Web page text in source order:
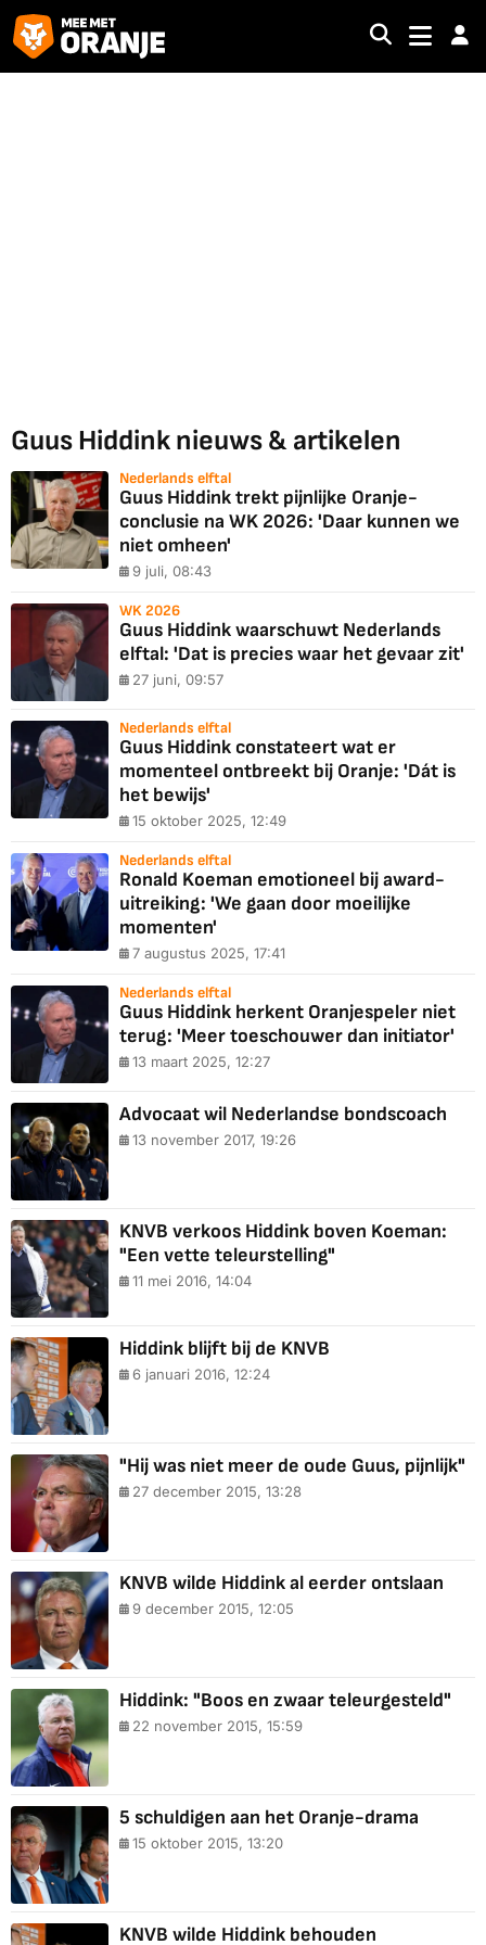
Guus Hiddink nieuws & artikelen
Nederlands elftal
Guus Hiddink trekt pijnlijke Oranje-
conclusie na WK 2026: 'Daar kunnen we
niet omheen'
9 juli, 08:43
WK 2026
Guus Hiddink waarschuwt Nederlands
elftal: 'Dat is precies waar het gevaar zit'
27 juni, 09:57
Nederlands elftal
Guus Hiddink constateert wat er
momenteel ontbreekt bij Oranje: 'Dát is
het bewijs'
15 oktober 2025, 12:49
Nederlands elftal
Ronald Koeman emotioneel bij award-
uitreiking: 'We gaan door moeilijke
momenten'
7 augustus 2025, 17:41
Nederlands elftal
Guus Hiddink herkent Oranjespeler niet
terug: 'Meer toeschouwer dan initiator'
13 maart 2025, 12:27
Advocaat wil Nederlandse bondscoach
13 november 2017, 19:26
KNVB verkoos Hiddink boven Koeman:
"Een vette teleurstelling"
11 mei 2016, 14:04
Hiddink blijft bij de KNVB
6 januari 2016, 12:24
"Hij was niet meer de oude Guus, pijnlijk"
27 december 2015, 13:28
KNVB wilde Hiddink al eerder ontslaan
9 december 2015, 12:05
Hiddink: "Boos en zwaar teleurgesteld"
22 november 2015, 15:59
5 schuldigen aan het Oranje-drama
15 oktober 2015, 13:20
KNVB wilde Hiddink behouden